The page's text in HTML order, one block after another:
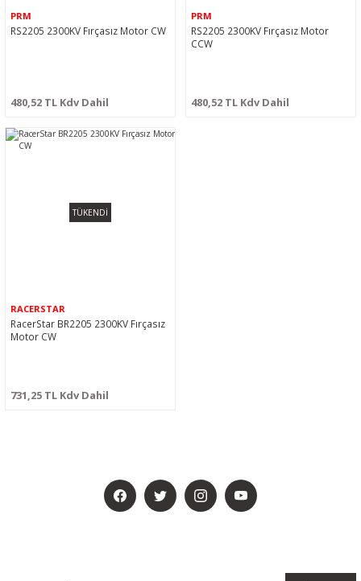
PRM
RS2205 2300KV Fırçasız Motor CW
480,52 TL Kdv Dahil
PRM
RS2205 2300KV Fırçasız Motor
CCW
480,52 TL Kdv Dahil
TÜKENDİ
RACERSTAR
RacerStar BR2205 2300KV Fırçasız
Motor CW
731,25 TL Kdv Dahil